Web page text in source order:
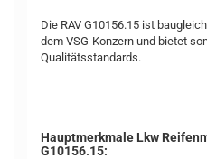
Die RAV G10156.15 ist
dem VSG-Konzern und bietet
Qualitätsstandards.
Hauptmerkmale Lkw
G10156.15: